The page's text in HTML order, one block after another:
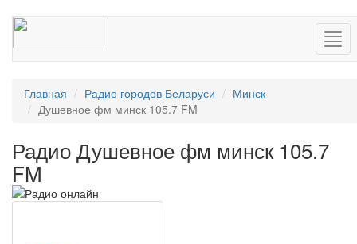
Главная Радио городов Беларуси
Минск
Душевное фм минск 105.7 FM
Радио Душевное фм минск 105.7
FM